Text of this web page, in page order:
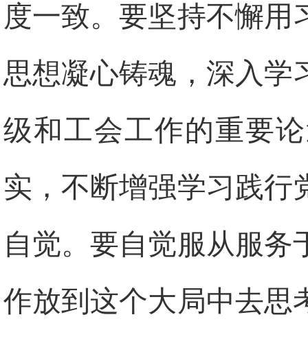
度一致。要坚持不懈用
思想凝心铸魂，深入学
级和工会工作的重要
实，不断增强学习践行
自觉。要自觉服从服务
作放到这个大局中去思